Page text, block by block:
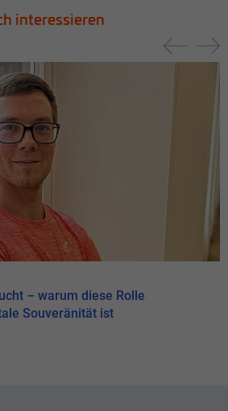
interessieren
– warum diese Rolle
Souveränität ist